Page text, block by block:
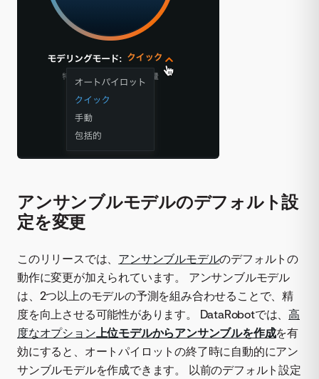
アンサンブルモデルのデフォルト設
定を変更
このリリースでは、 アンサンブルモデルのデフォルトの
動作に変更が加えられています。 アンサンブルモデル
は、2つ以上のモデルの予測を組み合わせることで、精
度を向上させる可能性があります。 DataRobotでは、高
度なオプション 上位モデルからアンサンブルを作成を有
効にすると、オートパイロットの終了時に自動的にアン
サンブルモデルを作成できます。 以前のデフォルト設定